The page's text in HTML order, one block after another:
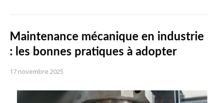
Maintenance mécanique en industrie
: les bonnes pratiques à adopter
17 novembre 2025